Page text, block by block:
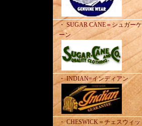
・ SUGAR CANE＝シュガーケ
ーン
・ INDIAN=インディアン
・ CHESWICK＝チェスウィッ